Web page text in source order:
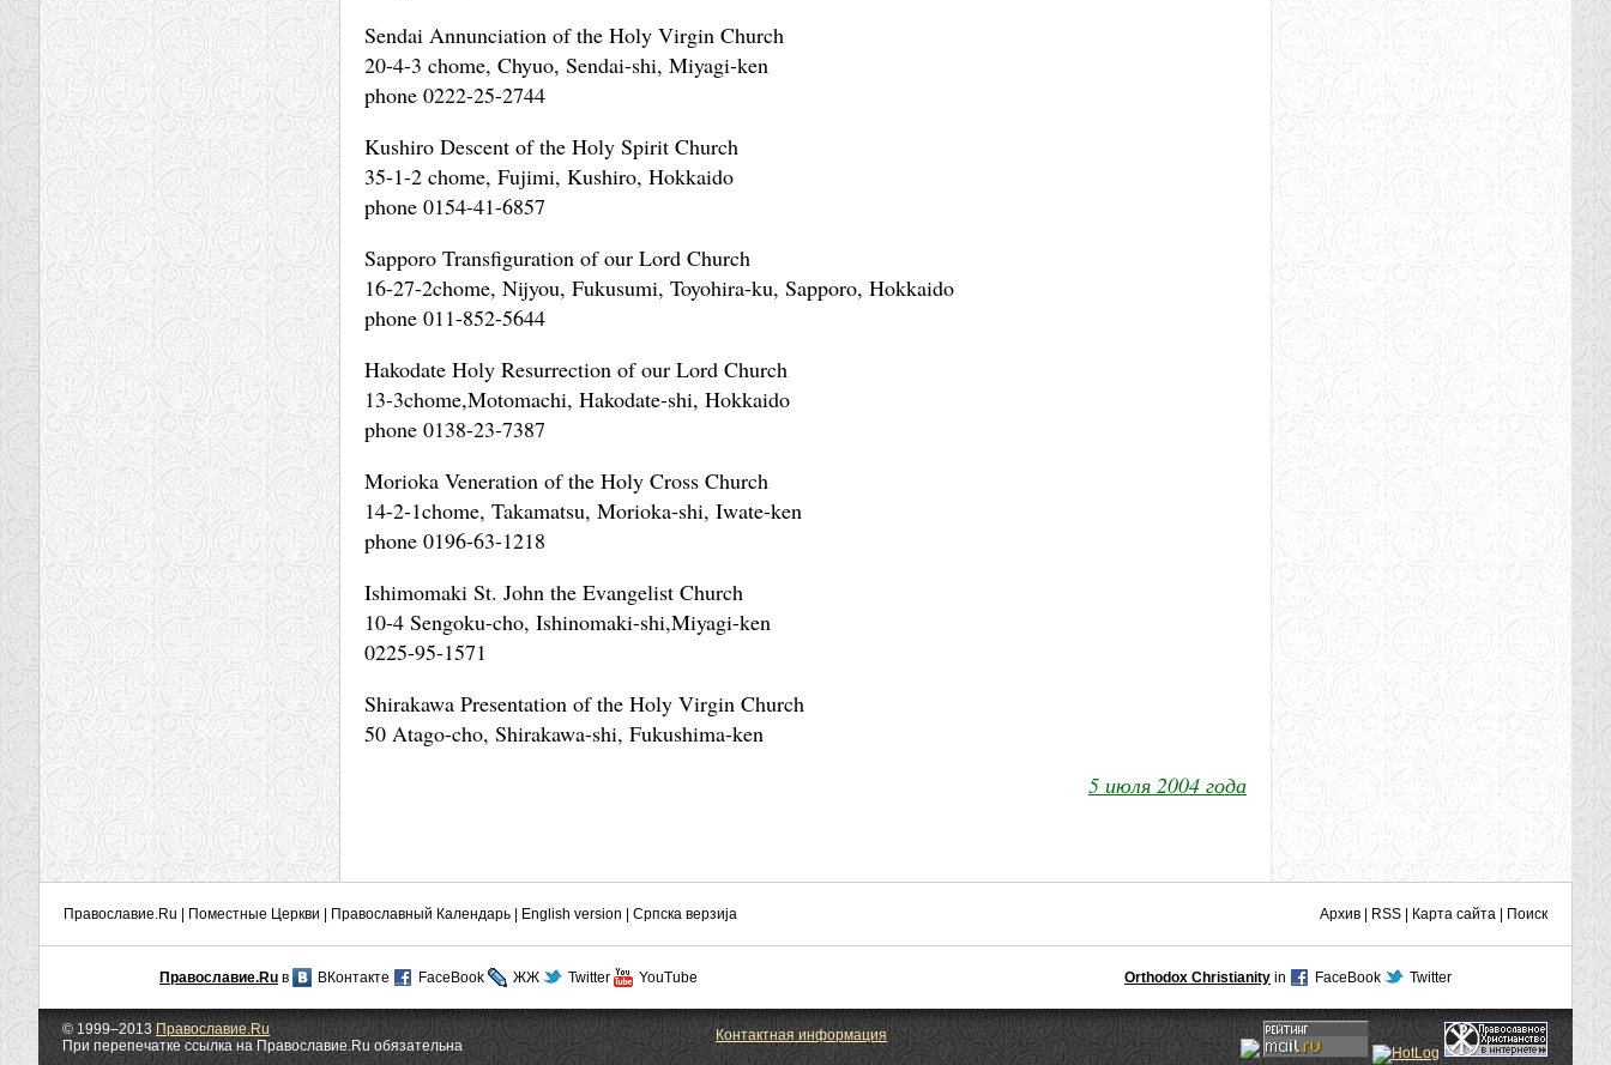
Sendai Annunciation of the Holy Virgin Church
20-4-3 chome, Chyuo, Sendai-shi, Miyagi-ken
phone 0222-25-2744
Kushiro Descent of the Holy Spirit Church
35-1-2 chome, Fujimi, Kushiro, Hokkaido
phone 0154-41-6857
Sapporo Transfiguration of our Lord Church
16-27-2chome, Nijyou, Fukusumi, Toyohira-ku, Sapporo, Hokkaido
phone 011-852-5644
Hakodate Holy Resurrection of our Lord Church
13-3chome,Motomachi, Hakodate-shi, Hokkaido
phone 0138-23-7387
Morioka Veneration of the Holy Cross Church
14-2-1chome, Takamatsu, Morioka-shi, Iwate-ken
phone 0196-63-1218
Ishimomaki St. John the Evangelist Church
10-4 Sengoku-cho, Ishinomaki-shi,Miyagi-ken
0225-95-1571
Shirakawa Presentation of the Holy Virgin Church
50 Atago-cho, Shirakawa-shi, Fukushima-ken
5 июля 2004 года
Православие.Ru Поместные Церкви Православный Календарь English version Српска верзиjа Архив RSS Карта сайта Поиск
Православие.Ru в ВКонтакте FaceBook ЖЖ Twitter YouTube Orthodox Christianity in FaceBook Twitter
© 1999–2013 Православие.Ru
При перепечатке ссылка на Православие.Ru обязательна
Контактная информация